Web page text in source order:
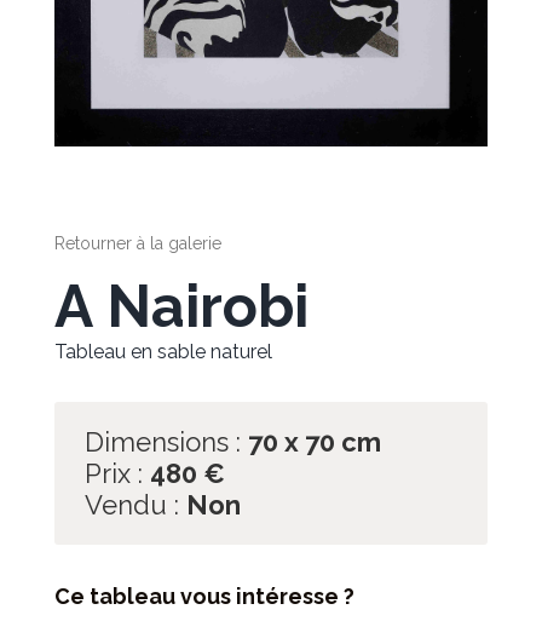
Retourner à la galerie
A Nairobi
Tableau en sable naturel
Dimensions : 70 x 70 cm
Prix : 480 €
Vendu : Non
Ce tableau vous intéresse ?